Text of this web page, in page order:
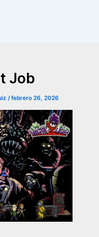
Job
/febrero 26, 2026